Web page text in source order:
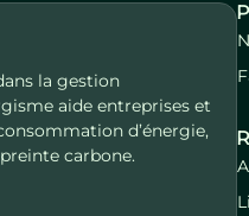
la gestion
aide entreprises et
d’énergie,
carbone.